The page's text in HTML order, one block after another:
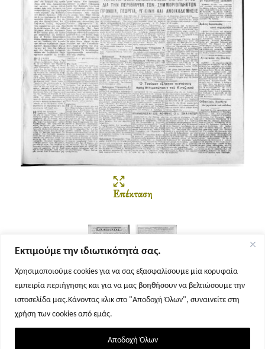
Εκτιμούμε την ιδιωτικότητά σας.
Χρησιμοποιούμε cookies για να σας εξασφαλίσουμε μία κορυφαία
εμπειρία περιήγησης και για να μας βοηθήσουν να βελτιώσουμε την
ιστοσελίδα μας.Κάνοντας κλικ στο "Αποδοχή Όλων", συναινείτε στη
χρήση των cookies από εμάς.
Αποδοχή Όλων
Επέκταση
Σελίδα 1 Σελίδα 2